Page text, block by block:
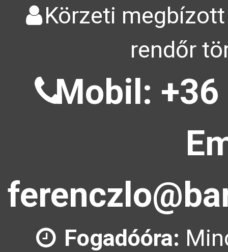
Körzeti megbízott
rendőr
Mobil: +36
Fogadóóra: